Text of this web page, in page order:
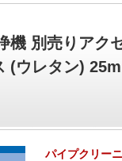
機 別売りアク
(ウレタン)
パイプクリー